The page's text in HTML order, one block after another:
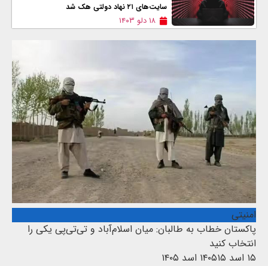
سایت‌های ۲۱ نهاد دولتی هک شد
۱۸ دلو ۱۴۰۳
امنیتی
پاکستان خطاب به طالبان: میان اسلام‌آباد و تی‌تی‌پی یکی را
انتخاب کنید
۱۵ اسد ۱۴۰۵
۱۵ اسد ۱۴۰۵